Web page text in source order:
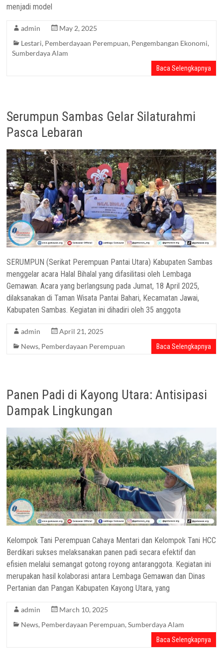
menjadi model
admin
May 2, 2025
Lestari, Pemberdayaan Perempuan, Pengembangan Ekonomi,
Sumberdaya Alam
Baca Selengkapnya
Serumpun Sambas Gelar Silaturahmi
Pasca Lebaran
SERUMPUN (Serikat Perempuan Pantai Utara) Kabupaten Sambas
menggelar acara Halal Bihalal yang difasilitasi oleh Lembaga
Gemawan. Acara yang berlangsung pada Jumat, 18 April 2025,
dilaksanakan di Taman Wisata Pantai Bahari, Kecamatan Jawai,
Kabupaten Sambas. Kegiatan ini dihadiri oleh 35 anggota
admin
April 21, 2025
News, Pemberdayaan Perempuan Baca Selengkapnya
Panen Padi di Kayong Utara: Antisipasi
Dampak Lingkungan
Kelompok Tani Perempuan Cahaya Mentari dan Kelompok Tani HCC
Berdikari sukses melaksanakan panen padi secara efektif dan
efisien melalui semangat gotong royong antaranggota. Kegiatan ini
merupakan hasil kolaborasi antara Lembaga Gemawan dan Dinas
Pertanian dan Pangan Kabupaten Kayong Utara, yang
admin
March 10, 2025
News, Pemberdayaan Perempuan,Sumberdaya Alam
Baca Selengkapnya